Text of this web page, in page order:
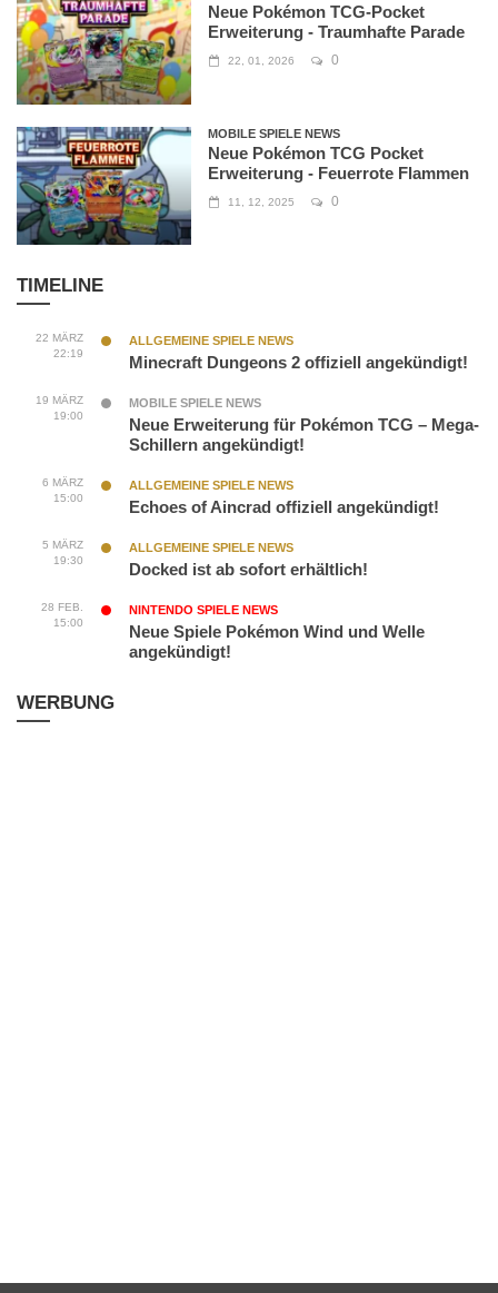
Neue Pokémon TCG-Pocket
Erweiterung - Traumhafte Parade
22, 01, 2026 0
MOBILE SPIELE NEWS
Neue Pokémon TCG Pocket
Erweiterung - Feuerrote Flammen
11, 12, 2025 0
TIMELINE
22 MÄRZ
22:19
ALLGEMEINE SPIELE NEWS
Minecraft Dungeons 2 offiziell angekündigt!
19 MÄRZ
19:00
MOBILE SPIELE NEWS
Neue Erweiterung für Pokémon TCG – Mega-
Schillern angekündigt!
6 MÄRZ
15:00
ALLGEMEINE SPIELE NEWS
Echoes of Aincrad offiziell angekündigt!
5 MÄRZ
19:30
ALLGEMEINE SPIELE NEWS
Docked ist ab sofort erhältlich!
28 FEB.
15:00
NINTENDO SPIELE NEWS
Neue Spiele Pokémon Wind und Welle
angekündigt!
WERBUNG